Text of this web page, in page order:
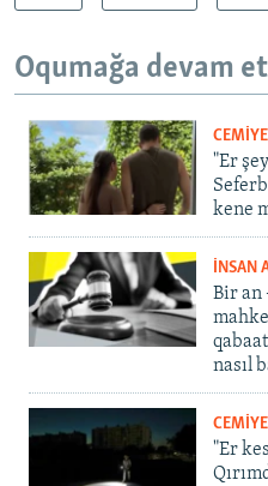
Oqumağa devam
"Er
kene
İNSAN
Bir an
nasıl
"Er